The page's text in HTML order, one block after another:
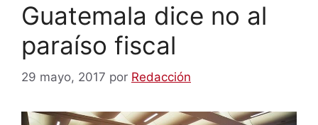
Guatemala dice no al
paraíso fiscal
29 mayo, 2017 por Redacción